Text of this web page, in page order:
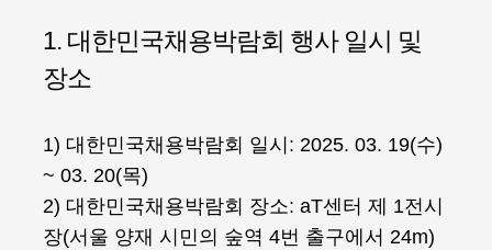
1. 대한민국채용박람회 행사 일시 및
장소
1) 대한민국채용박람회 일시: 2025. 03. 19(수)
~ 03. 20(목)
2) 대한민국채용박람회 장소: aT센터 제 1전시
장(서울 양재 시민의 숲역 4번 출구에서 24m)